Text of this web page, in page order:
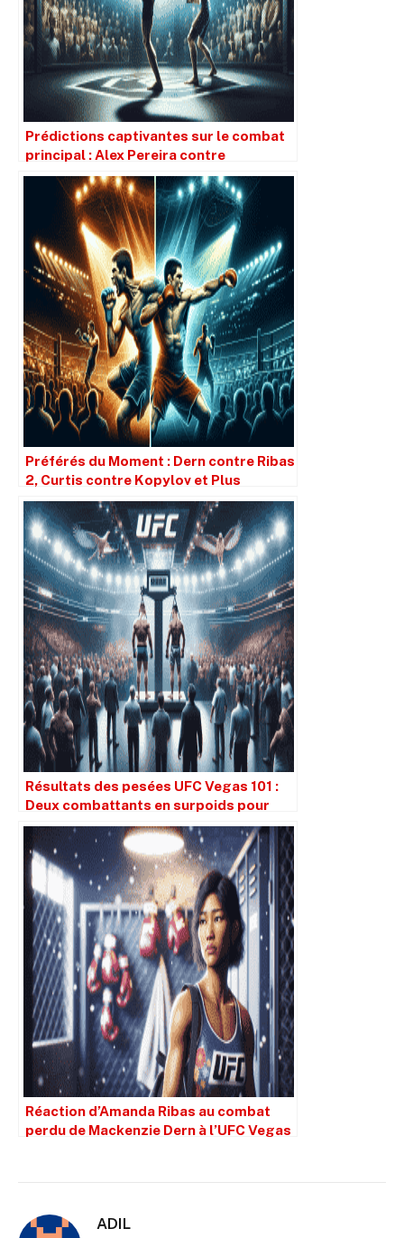
Prédictions captivantes sur le combat
principal : Alex Pereira contre
Magomed Ankalaev
Préférés du Moment : Dern contre Ribas
2, Curtis contre Kopylov et Plus
Résultats des pesées UFC Vegas 101 :
Deux combattants en surpoids pour
2023
Réaction d’Amanda Ribas au combat
perdu de Mackenzie Dern à l’UFC Vegas
ADIL